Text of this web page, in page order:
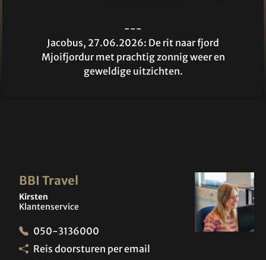
---
Jacobus, 27.06.2026: De rit naar fjord
Mjoifjordur met prachtig zonnig weer en
geweldige uitzichten.
BBI Travel
Kirsten
Klantenservice
050-3136000
Reis doorsturen per email